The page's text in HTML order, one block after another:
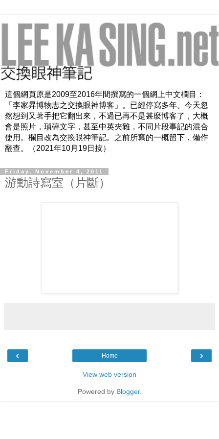
這個網頁原是2009至2016年間撰寫的一個網上中文欄目：
「李家昇博物志之交換眼神博客」。已經停寫多年。今天忽
然想到又著手把它翻出來，不過已再不是甚麼博客了，大概
會是照片，瑣碎文字，甚至中英夾雜，不同片段事記的混合
使用。欄目改為交換眼神筆記。之前所寫的一概留下，備作
翻查。（2021年10月19日按）
Friday, November 4, 2011
游動詩寫室（片斷）
‹ ›
Home
View web version
Powered by Blogger.